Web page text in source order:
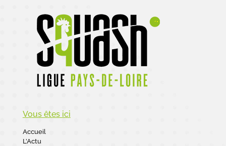
Vous êtes ici
Accueil
L’Actu